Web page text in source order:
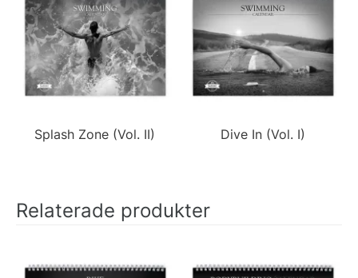
Splash Zone (Vol. II) Dive In (Vol. I)
Relaterade produkter